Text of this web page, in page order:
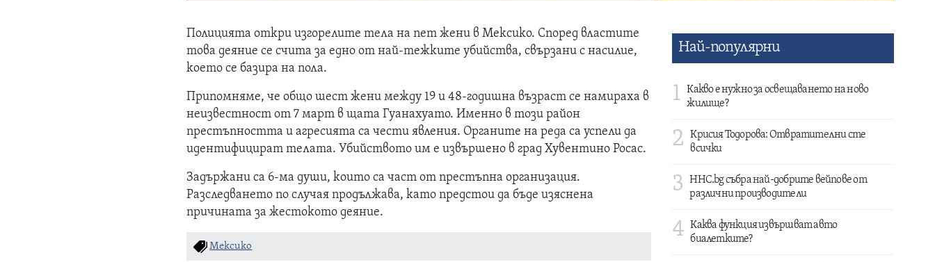
Полицията откри изгорелите тела на пет жени в Мексико. Според властите
това деяние се счита за едно от най-тежките убийства, свързани с насилие,
което се базира на пола.
Припомняме, че общо шест жени между 19 и 48-годишна възраст се намираха в
неизвестност от 7 март в щата Гуанахуато. Именно в този район
престъпността и агресията са чести явления. Органите на реда са успели да
идентифицират телата. Убийството им е извършено в град Хувентино Росас.
Задържани са 6-ма души, които са част от престъпна организация.
Разследването по случая продължава, като предстои да бъде изяснена
причината за жестокото деяние.
Мексико
Най-популярни
1
Какво е нужно за освещаването на ново
жилище?
2
Крисия Тодорова: Отвратителни сте
всички
3
HHC.bg събра най-добрите вейпове от
различни производители
4 Каква функция извършват авто
биалетките?